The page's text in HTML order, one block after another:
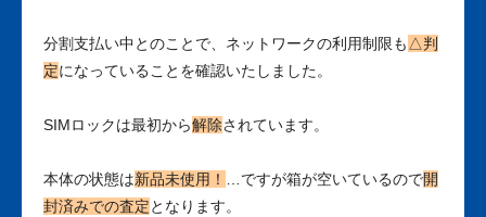
分割支払い中とのことで、ネットワークの利用制限も △判
定になっていることを確認いたしました。
SIMロックは最初から解除されています。
本体の状態は新品未使用！ …ですが箱が空いているので開
封済みでの査定となります。